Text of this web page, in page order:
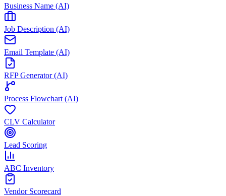
Business Name (AI)
Job Description (AI)
Email Template (AI)
RFP Generator (AI)
Process Flowchart (AI)
CLV Calculator
Lead Scoring
ABC Inventory
Vendor Scorecard